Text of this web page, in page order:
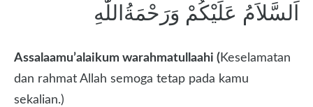
اَلسَّلاَمُ عَلَيْكُمْ وَرَحْمَةُاللّٰهِ
Assalaamu’alaikum warahmatullaahi ( Keselamatan
dan rahmat Allah semoga tetap pada kamu
sekalian.)